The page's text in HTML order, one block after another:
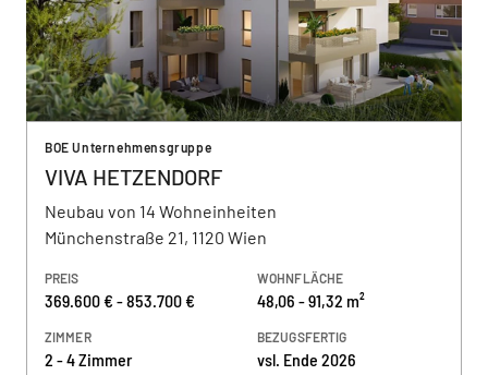
BOE Unternehmensgruppe
VIVA HETZENDORF
Neubau von 14 Wohneinheiten
Münchenstraße 21, 1120 Wien
PREIS
369.600 € - 853.700 €
WOHNFLÄCHE
48,06 - 91,32 m²
ZIMMER
2 - 4 Zimmer
BEZUGSFERTIG
vsl. Ende 2026